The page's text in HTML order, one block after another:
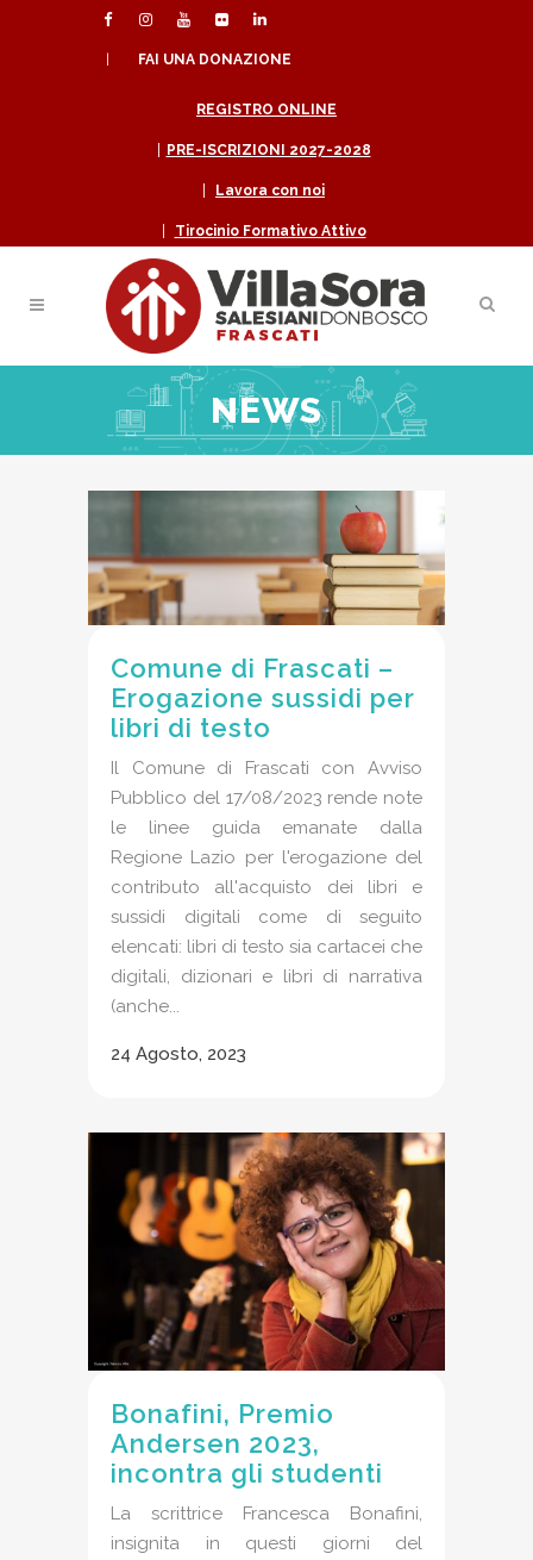
FAI UNA DONAZIONE
REGISTRO ONLINE
PRE-ISCRIZIONI 2027-2028
Lavora con noi
Tirocinio Formativo Attivo
NEWS
Comune di Frascati –
Erogazione sussidi per
libri di testo
Il Comune di Frascati con Avviso
Pubblico del 17/08/2023 rende note
le linee guida emanate dalla
Regione Lazio per l'erogazione del
contributo all'acquisto dei libri e
sussidi digitali come di seguito
elencati: libri di testo sia cartacei che
digitali, dizionari e libri di narrativa
(anche...
24 Agosto, 2023
Bonafini, Premio
Andersen 2023,
incontra gli studenti
La scrittrice Francesca Bonafini,
insignita in questi giorni del